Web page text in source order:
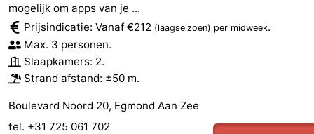
aan
Zee
Zien
&
doen
Bezienswaardigheden
-
Musea
-
mogelijk om apps van je ...
Prijsindicatie: Vanaf €212 (laagseizoen) per midweek.
Max. 3 personen.
Slaapkamers: 2.
Strand afstand: ±50 m.
Boulevard Noord 20, Egmond Aan Zee
tel. +31 725 061 702